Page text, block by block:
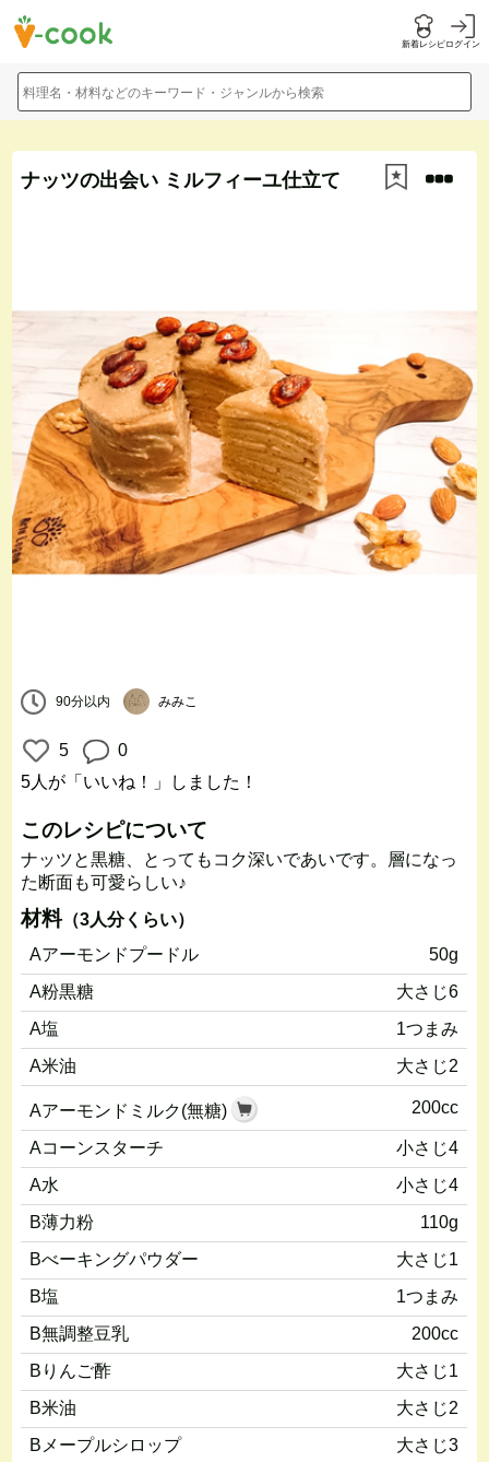
新着レシピログイン
料理名・材料などのキーワード・ジャンルから検索
ナッツの出会い ミルフィーユ仕立て
90分以内 みみこ
5
0
5人 が「いいね！」しました！
このレシピについて
ナッツと黒糖、とってもコク深いであいです。層になっ
た断面も可愛らしい♪
材料（3人分くらい）
Aアーモンドプードル
50g
A粉黒糖
大さじ6
A塩
1つまみ
A米油
大さじ2
Aアーモンドミルク(無糖) 200cc
Aコーンスターチ
小さじ4
A水
小さじ4
B薄力粉
110g
Bべーキングパウダー
大さじ1
B塩
1つまみ
B無調整豆乳
200cc
Bりんご酢
大さじ1
B米油
大さじ2
Bメープルシロップ
大さじ3